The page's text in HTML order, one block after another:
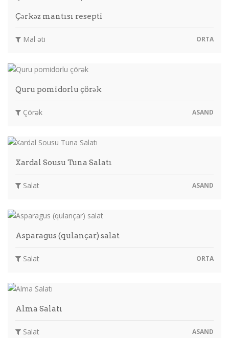
Çərkəz mantısı resepti
Mal əti ORTA
Quru pomidorlu çörək
Çörək ASAND
Xardal Sousu Tuna Salatı
Salat ASAND
Asparagus (qulançar) salat
Salat ORTA
Alma Salatı
Salat ASAND